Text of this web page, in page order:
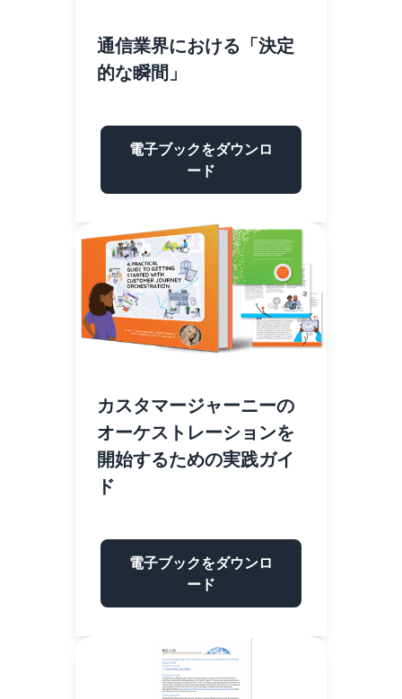
通信業界における「決定
的な瞬間」
電子ブックをダウンロ
ード
カスタマージャーニーの
オーケストレーションを
開始するための実践ガイ
ド
電子ブックをダウンロ
ード